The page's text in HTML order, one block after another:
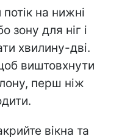
на нижні
зону для ніг і
хвилину-дві.
виштовхнути
перш ніж
вікна та